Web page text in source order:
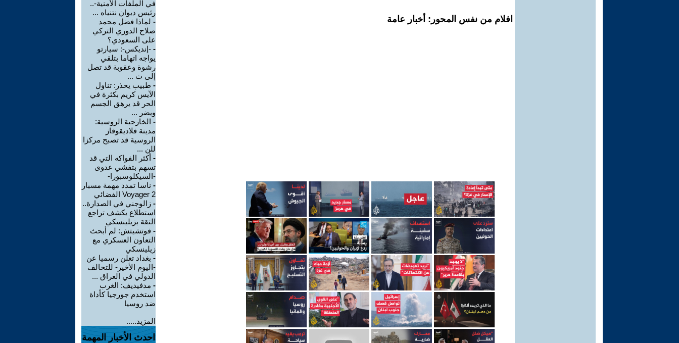
افلام من نفس المحور: أخبار عامة
في الملفات الأمنية-..
رئيس ديوان نتنياه ...
- لماذا فضل محمد
صلاح الدوري التركي
على السعودي؟
- -إنديكس-: سيارتو
يواجه اتهاما بتلقي
رشوة وعقوبة قد تصل
إلى ث ...
- طبيب يحذر: تناول
الآيس كريم بكثرة في
الحر قد يرهق الجسم
ويضر ...
- الخارجية الروسية:
مدينة فلاديقوقاز
الروسية قد تصبح مركزا
للن ...
- أكثر الفواكه التي قد
تسهم بتفشي عدوى
-السيكلوسبورا-
- ناسا تمدد مهمة مسبار
Voyager 2 الفضائي
- زالوجني في الصدارة..
استطلاع يكشف تراجع
الثقة بزيلينسكي
- فوتشيتش: لم أبحث
التعاون العسكري مع
زيلينسكي
- بغداد تعلن رسميا عن
-اليوم الأخير- للتحالف
الدولي في العراق ...
- مدفيديف: الغرب
استخدم جورجيا كأداة
ضد روسيا
المزيد.....
احدث الأخبار المهمة